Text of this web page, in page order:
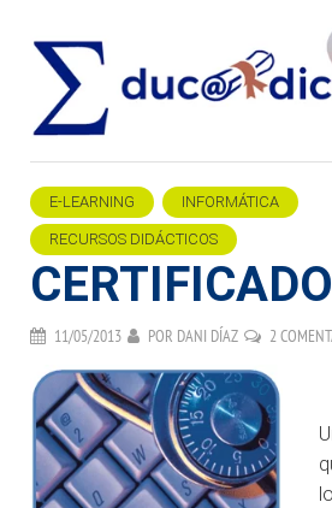
E-LEARNING INFORMÁTICA
RECURSOS DIDÁCTICOS
11/05/2013 POR DANI DÍAZ 2